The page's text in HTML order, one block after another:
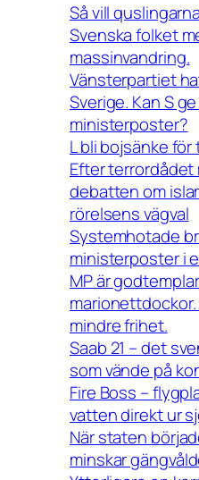
Så vill
Svenska folket
massinvandring.
Vänsterpartiet
Sverige. Kan S
ministerposter?
L bli bojsänke
Efter terrordådet
debatten om
rörelsens vägval
Systemhotade
ministerposter i
MP är
mindre frihet.
Saab 21 – det
som vände på
Fire Boss –
vatten direkt ur
När staten
minskar